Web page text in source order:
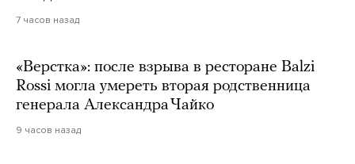
7 часов назад
«Верстка»: после взрыва в ресторане Balzi
Rossi могла умереть вторая родственница
генерала Александра Чайко
9 часов назад